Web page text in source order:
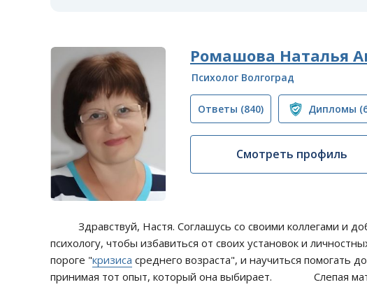
Ромашова Наталья
Психолог Волгоград
Ответы (840) Дипломы
Смотреть профиль
Здравствуй, Настя. Соглашусь со своими коллегами и
психологу, чтобы избавиться от своих установок и
пороге "кризиса среднего возраста", и научиться помогать
принимая тот опыт, который она выбирает. Слепая